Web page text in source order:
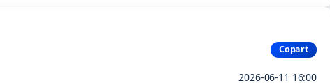
Copart
2026-06-11 16:00